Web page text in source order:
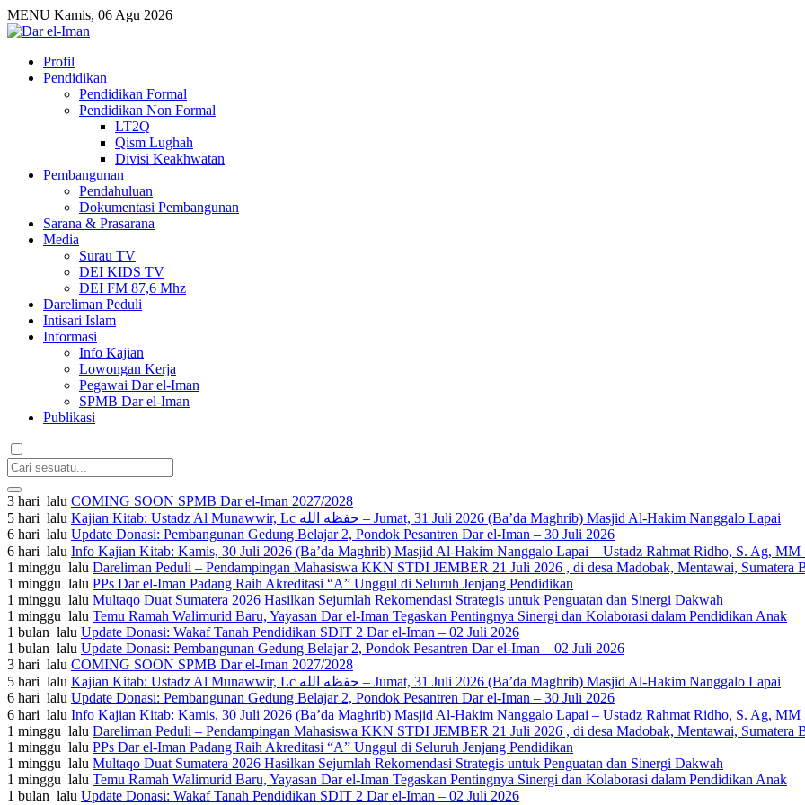
MENU Kamis, 06 Agu 2026
Profil
Pendidikan
Pendidikan Formal
Pendidikan Non Formal
LT2Q
Qism Lughah
Divisi Keakhwatan
Pembangunan
Pendahuluan
Dokumentasi Pembangunan
Sarana & Prasarana
Media
Surau TV
DEI KIDS TV
DEI FM 87,6 Mhz
Dareliman Peduli
Intisari Islam
Informasi
Info Kajian
Lowongan Kerja
Pegawai Dar el-Iman
SPMB Dar el-Iman
Publikasi
3 hari lalu COMING SOON SPMB Dar el-Iman 2027/2028
5 hari lalu
Kajian Kitab: Ustadz Al Munawwir, Lc حفظه الله – Jumat, 31 Juli 2026 (Ba’da Maghrib) Masjid Al-Hakim Nanggalo Lapai
6 hari lalu Update Donasi: Pembangunan Gedung Belajar 2, Pondok Pesantren Dar el-Iman – 30 Juli 2026
6 hari lalu
1 minggu lalu Dareliman Peduli – Pendampingan Mahasiswa KKN STDI JEMBER 21 Juli 2026 , di desa Madobak, Mentawai, Sumatera
1 minggu lalu PPs Dar el-Iman Padang Raih Akreditasi “A” Unggul di Seluruh Jenjang Pendidikan
1 minggu lalu Multaqo Duat Sumatera 2026 Hasilkan Sejumlah Rekomendasi Strategis untuk Penguatan dan Sinergi Dakwah
1 minggu lalu Temu Ramah Walimurid Baru, Yayasan Dar el-Iman Tegaskan Pentingnya Sinergi dan Kolaborasi dalam Pendidikan Anak
1 bulan lalu Update Donasi: Wakaf Tanah Pendidikan SDIT 2 Dar el-Iman – 02 Juli 2026
1 bulan lalu Update Donasi: Pembangunan Gedung Belajar 2, Pondok Pesantren Dar el-Iman – 02 Juli 2026
3 hari lalu COMING SOON SPMB Dar el-Iman 2027/2028
5 hari lalu
Kajian Kitab: Ustadz Al Munawwir, Lc حفظه الله – Jumat, 31 Juli 2026 (Ba’da Maghrib) Masjid Al-Hakim Nanggalo Lapai
6 hari lalu Update Donasi: Pembangunan Gedung Belajar 2, Pondok Pesantren Dar el-Iman – 30 Juli 2026
6 hari lalu
1 minggu lalu Dareliman Peduli – Pendampingan Mahasiswa KKN STDI JEMBER 21 Juli 2026 , di desa Madobak, Mentawai, Sumatera
1 minggu lalu PPs Dar el-Iman Padang Raih Akreditasi “A” Unggul di Seluruh Jenjang Pendidikan
1 minggu lalu Multaqo Duat Sumatera 2026 Hasilkan Sejumlah Rekomendasi Strategis untuk Penguatan dan Sinergi Dakwah
1 minggu lalu Temu Ramah Walimurid Baru, Yayasan Dar el-Iman Tegaskan Pentingnya Sinergi dan Kolaborasi dalam Pendidikan Anak
1 bulan lalu Update Donasi: Wakaf Tanah Pendidikan SDIT 2 Dar el-Iman – 02 Juli 2026